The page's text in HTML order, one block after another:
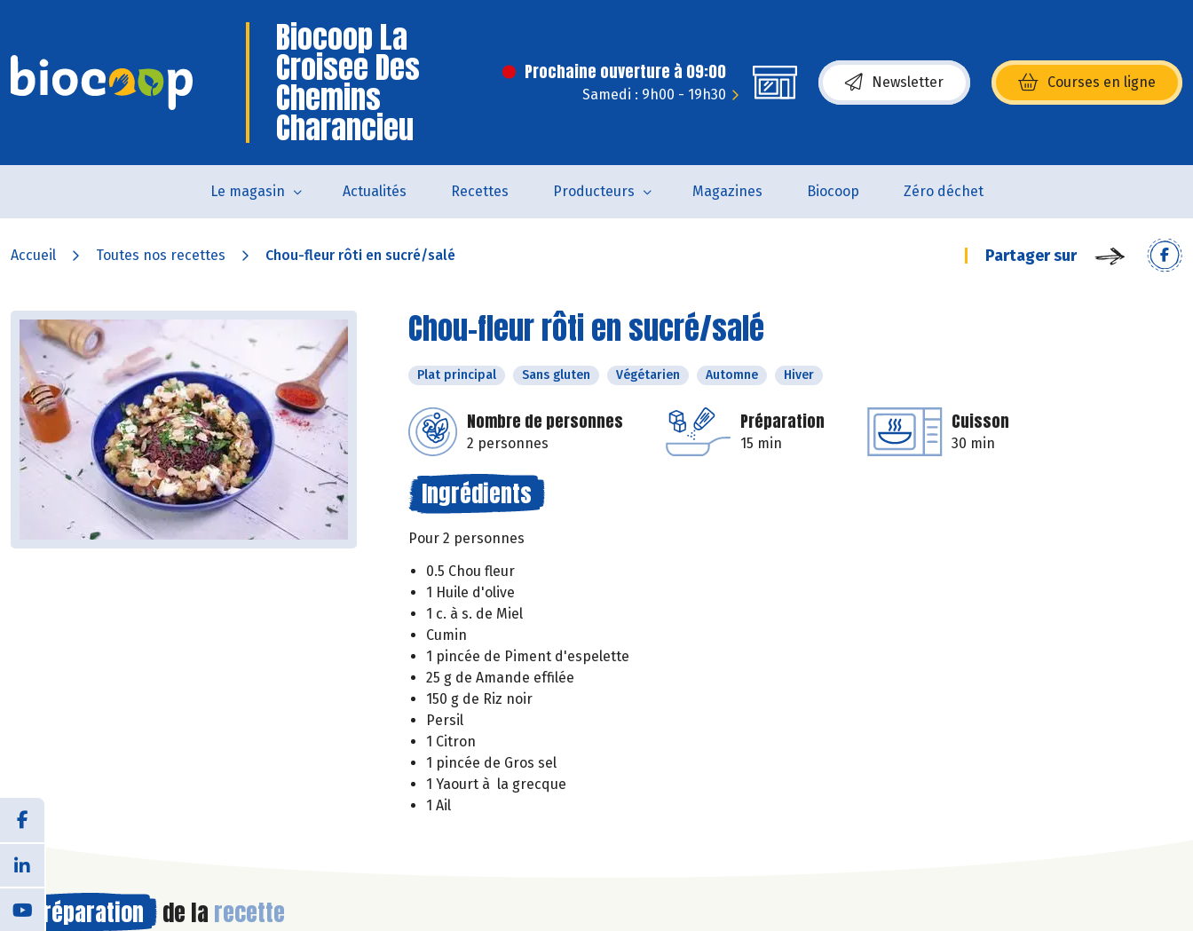
Biocoop La
Croisee Des
Chemins
Charancieu
Prochaine ouverture à 09:00
Samedi : 9h00 - 19h30
Newsletter Courses en ligne
(s’ouvre dans une nouvelle fenêtre)
Le magasin Actualités Recettes Producteurs Magazines Biocoop Zéro déchet
Accueil Toutes nos recettes Chou-fleur rôti en sucré/salé Partager sur
Chou-fleur rôti en sucré/salé
Plat principal Sans gluten Végétarien Automne Hiver
Nombre de personnes
2 personnes
Préparation
15 min
Cuisson
30 min
Ingrédients
Pour 2 personnes
0.5 Chou fleur
1 Huile d'olive
1 c. à s. de Miel
Cumin
1 pincée de Piment d'espelette
25 g de Amande effilée
150 g de Riz noir
Persil
1 Citron
1 pincée de Gros sel
1 Yaourt à la grecque
1 Ail
Préparation de la recette